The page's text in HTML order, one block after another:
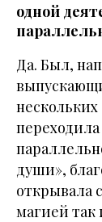
одной
Да. Был,
души»,
открывала
магией так